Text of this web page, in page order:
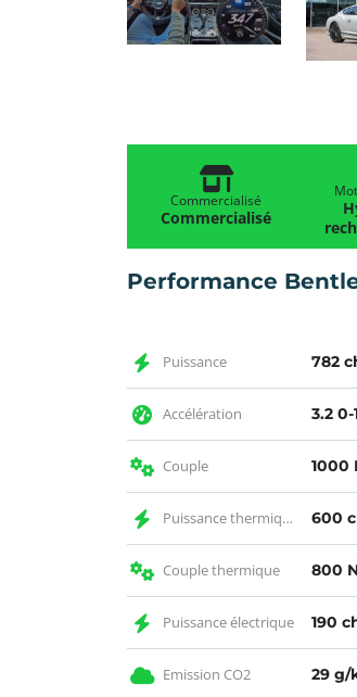
Commercialisé
Commercialisé
Performance
Puissance 782
Accélération 3.2
Couple 1000
Puissance thermique 600
Couple thermique 800
Puissance électrique 190
Emission CO2 29 g/